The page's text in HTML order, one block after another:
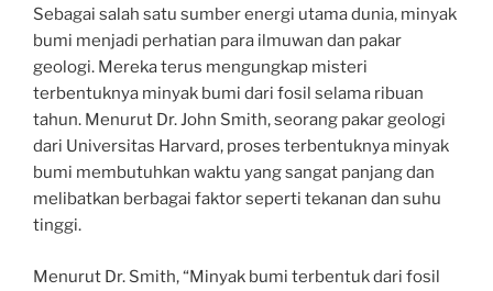
Sebagai salah satu sumber energi utama dunia, minyak
bumi menjadi perhatian para ilmuwan dan pakar
geologi. Mereka terus mengungkap misteri
terbentuknya minyak bumi dari fosil selama ribuan
tahun. Menurut Dr. John Smith, seorang pakar geologi
dari Universitas Harvard, proses terbentuknya minyak
bumi membutuhkan waktu yang sangat panjang dan
melibatkan berbagai faktor seperti tekanan dan suhu
tinggi.
Menurut Dr. Smith, “Minyak bumi terbentuk dari fosil